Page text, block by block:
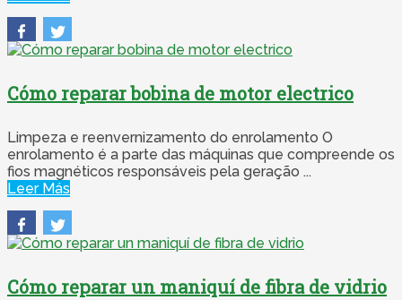
Cómo reparar bobina de motor electrico
Limpeza e reenvernizamento do enrolamento O
enrolamento é a parte das máquinas que compreende os
fios magnéticos responsáveis ​​pela geração ...
Leer Más
Cómo reparar un maniquí de fibra de vidrio